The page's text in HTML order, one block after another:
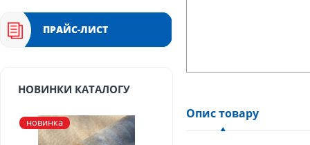
Опис товару
ПРАЙС-ЛИСТ
НОВИНКИ КАТАЛОГУ
новинка